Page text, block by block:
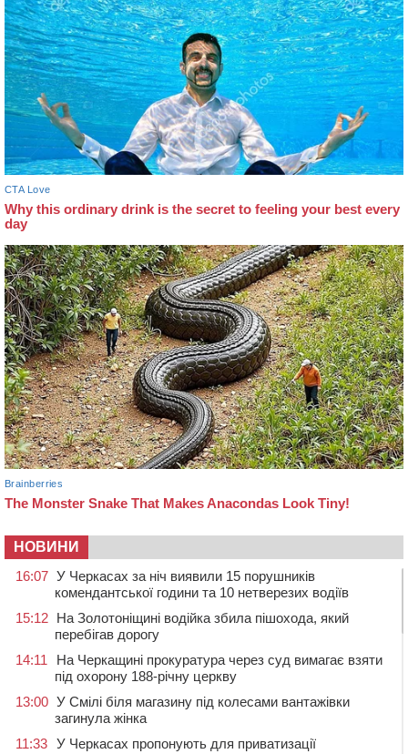
НОВИНИ
16:07 У Черкасах за ніч виявили 15 порушників
комендантської години та 10 нетверезих водіїв
15:12 На Золотоніщині водійка збила пішохода, який
перебігав дорогу
14:11
На Черкащині прокуратура через суд вимагає взяти
під охорону 188-річну церкву
13:00 У Смілі біля магазину під колесами вантажівки
загинула жінка
11:33 У Черкасах пропонують для приватизації